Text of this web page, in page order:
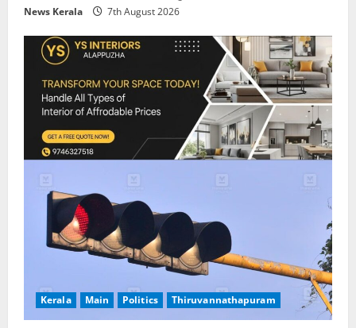
News Kerala 7th August 2026
Kerala Main Politics Thiruvannathapuram